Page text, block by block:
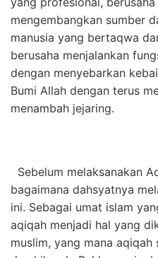
mengembangkan sumber
manusia yang bertaqwa
berusaha menjalankan
dengan menyebarkan
Bumi Allah dengan terus
menambah jejaring.
Sebelum melaksanakan
bagaimana dahsyatnya
ini. Sebagai umat islam
aqiqah menjadi hal yang
muslim, yang mana